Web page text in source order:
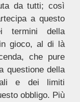
da tutti; così
a questo
termini della
gioco, al di là
che pure
questione della
e dei limiti
obbligo. Più